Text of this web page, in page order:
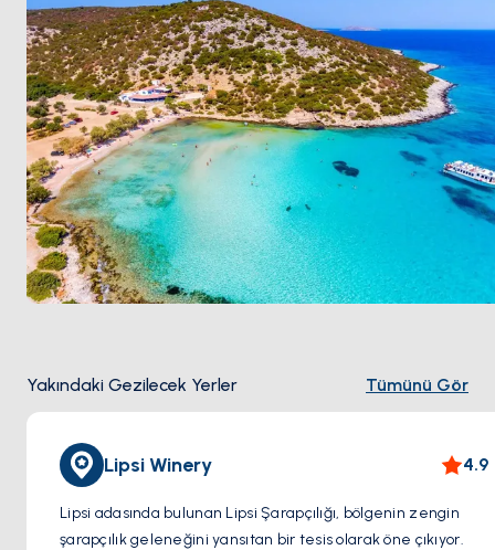
Yakındaki Gezilecek Yerler Tümünü Gör
Lipsi Winery 4.9
Lipsi adasında bulunan Lipsi Şarapçılığı, bölgenin zengin
şarapçılık geleneğini yansıtan bir tesis olarak öne çıkıyor.